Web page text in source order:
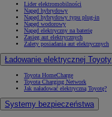
Lider elektromobilności
Napęd hybrydowy
Napęd hybrydowy typu plug-in
Napęd wodorowy
Napęd elektryczny na baterię
Zasięg aut elektrycznych
Zalety posiadania aut elektrycznych
Ładowanie elektrycznej Toyoty
Toyota HomeCharge
Toyota Charging Network
Jak naładować elektryczną Toyotę?
Systemy bezpieczeństwa